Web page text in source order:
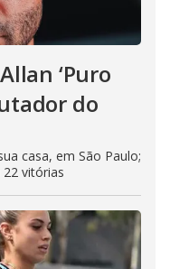
‘Puro
do
casa, em São Paulo;
vitórias